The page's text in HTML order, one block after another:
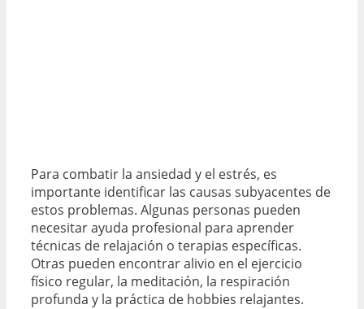
Para combatir la ansiedad y el estrés, es
importante identificar las causas subyacentes de
estos problemas. Algunas personas pueden
necesitar ayuda profesional para aprender
técnicas de relajación o terapias específicas.
Otras pueden encontrar alivio en el ejercicio
físico regular, la meditación, la respiración
profunda y la práctica de hobbies relajantes.